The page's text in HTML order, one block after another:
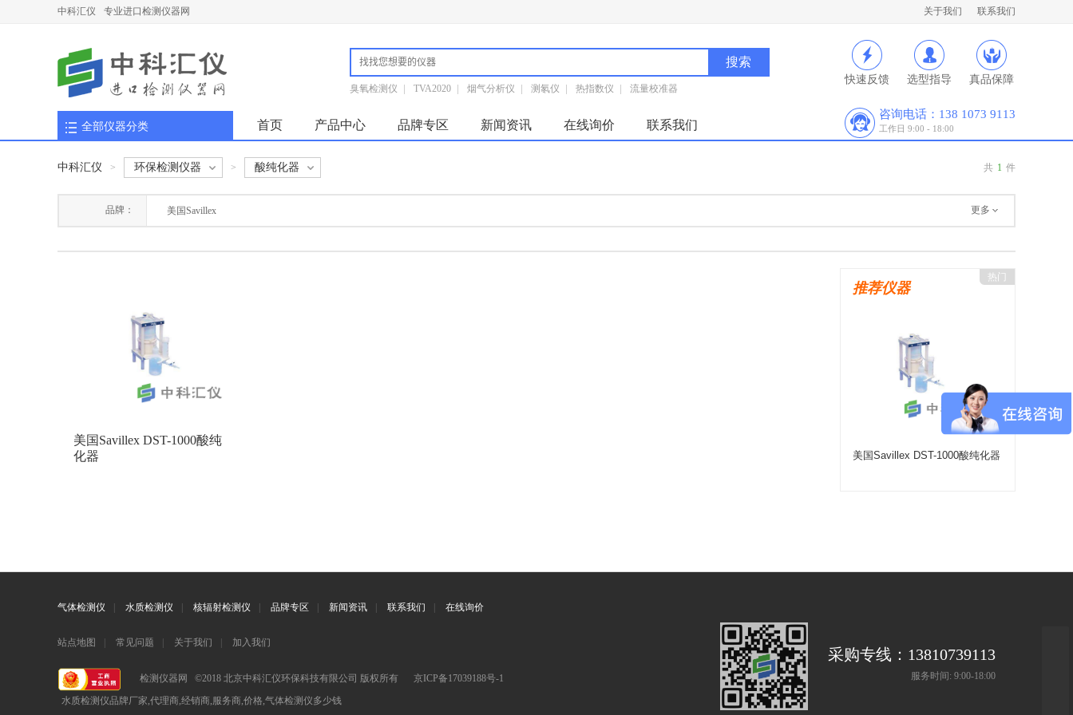
中科汇仪 专业进口检测仪器网 关于我们 联系我们
快速反馈 选型指导 真品保障
臭氧检测仪 TVA2020 烟气分析仪 测氡仪 热指数仪 流量校准器
首页 产品中心 品牌专区 新闻资讯 在线询价 联系我们
咨询电话：138 1073 9113
工作日 9:00 - 18:00
全部仪器分类
共 1 件
中科汇仪 > 环保检测仪器 > 酸纯化器
品牌： 美国Savillex 更多
美国Savillex DST-1000酸纯
化器
热门
推荐仪器
美国Savillex DST-1000酸纯化器
气体检测仪 水质检测仪 核辐射检测仪 品牌专区 新闻资讯 联系我们 在线询价
站点地图 常见问题 关于我们 加入我们
检测仪器网 ©2018 北京中科汇仪环保科技有限公司 版权所有
京ICP备17039188号-1
水质检测仪品牌厂家,代理商,经销商,服务商,价格,气体检测仪多少钱
采购专线：13810739113
服务时间: 9:00-18:00